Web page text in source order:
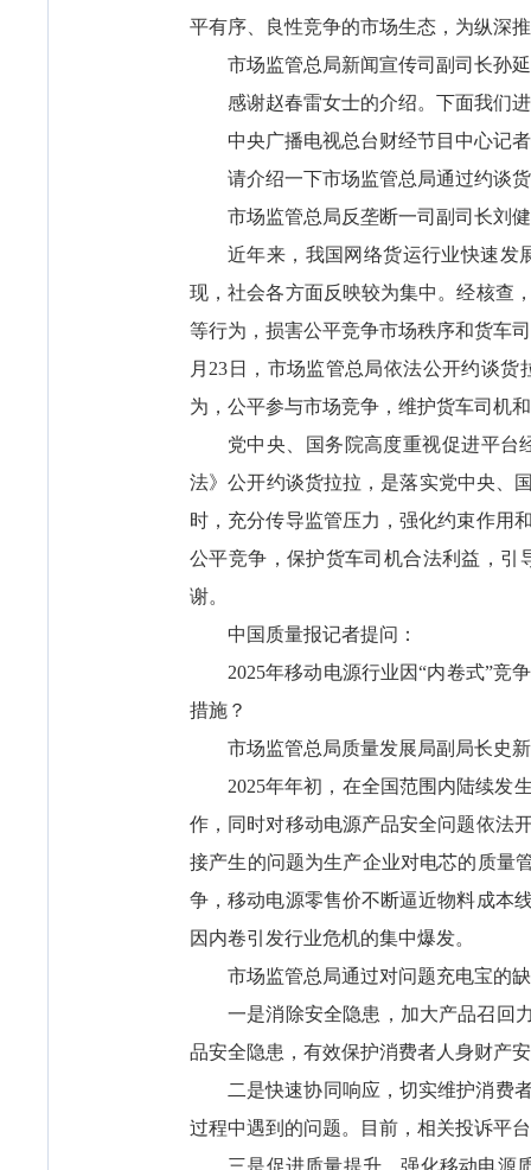
平有序、良性竞争的市场生态，为纵深
市场监管总局新闻宣传司副司长孙
感谢赵春雷女士的介绍。下面我们
中央广播电视总台财经节目中心记
请介绍一下市场监管总局通过约谈
市场监管总局反垄断一司副司长刘
近年来，我国网络货运行业快速发
现，社会各方面反映较为集中。经核查
等行为，损害公平竞争市场秩序和货车
月23日，市场监管总局依法公开约谈
为，公平参与市场竞争，维护货车司机
党中央、国务院高度重视促进平台
法》公开约谈货拉拉，是落实党中央、
时，充分传导监管压力，强化约束作用
公平竞争，保护货车司机合法利益，引
谢。
中国质量报记者提问：
2025年移动电源行业因“内卷式”竞
措施？
市场监管总局质量发展局副局长史
2025年年初，在全国范围内陆续发
作，同时对移动电源产品安全问题依法
接产生的问题为生产企业对电芯的质量
争，移动电源零售价不断逼近物料成本
因内卷引发行业危机的集中爆发。
市场监管总局通过对问题充电宝的
一是消除安全隐患，加大产品召回
品安全隐患，有效保护消费者人身财产
二是快速协同响应，切实维护消费
过程中遇到的问题。目前，相关投诉平
三是促进质量提升，强化移动电源